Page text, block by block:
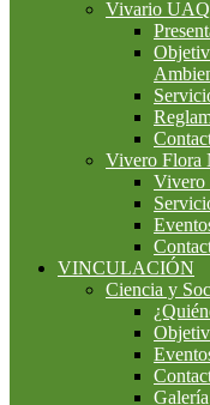
Vivario UAQ
Vivero Flora
Vivero
VINCULACIÓN
Ciencia y